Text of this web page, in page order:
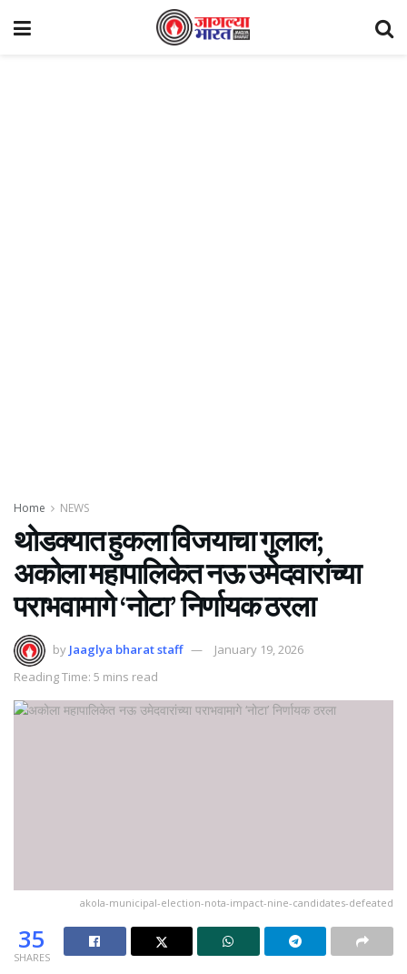
Home NEWS
थोडक्यात हुकला विजयाचा गुलाल;
अकोला महापालिकेत नऊ उमेदवारांच्या
पराभवामागे ‘नोटा’ निर्णायक ठरला
by Jaaglya bharat staff
January 19, 2026
Reading Time: 5 mins read
akola-municipal-election-nota-impact-nine-candidates-defeated
35
SHARES